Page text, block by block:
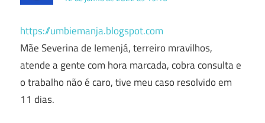
https://umbiemanja.blogspot.com
Mãe Severina de Iemenjá, terreiro mravilhos,
atende a gente com hora marcada, cobra consulta e
o trabalho não é caro, tive meu caso resolvido em
11 dias.